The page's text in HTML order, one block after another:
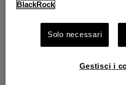
BlackRock
Solo necessari
Gestisci i